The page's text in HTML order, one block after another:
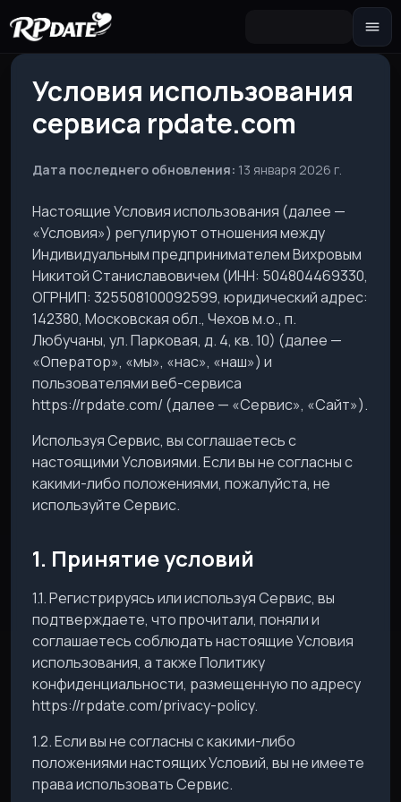
Собери внешность и сгенерируй
аватар
Сценарий
Переписка 18+ и фото по запросу
Групповой чат
Сцена сразу с несколькими
героинями
Новеллу
Интерактивная история с выбором
реплик
Условия использования
сервиса rpdate.com
Дата последнего обновления: 13 января 2026 г.
Настоящие Условия использования (далее —
«Условия») регулируют отношения между
Индивидуальным предпринимателем Вихровым
Никитой Станиславовичем (ИНН: 504804469330,
ОГРНИП: 325508100092599, юридический адрес:
142380, Московская обл., Чехов м.о., п.
Любучаны, ул. Парковая, д. 4, кв. 10) (далее —
«Оператор», «мы», «нас», «наш») и
пользователями веб-сервиса
https://rpdate.com/ (далее — «Сервис», «Сайт»).
Используя Сервис, вы соглашаетесь с
настоящими Условиями. Если вы не согласны с
какими-либо положениями, пожалуйста, не
используйте Сервис.
1. Принятие условий
1.1. Регистрируясь или используя Сервис, вы
подтверждаете, что прочитали, поняли и
соглашаетесь соблюдать настоящие Условия
использования, а также Политику
конфиденциальности, размещенную по адресу
https://rpdate.com/privacy-policy.
1.2. Если вы не согласны с какими-либо
положениями настоящих Условий, вы не имеете
права использовать Сервис.